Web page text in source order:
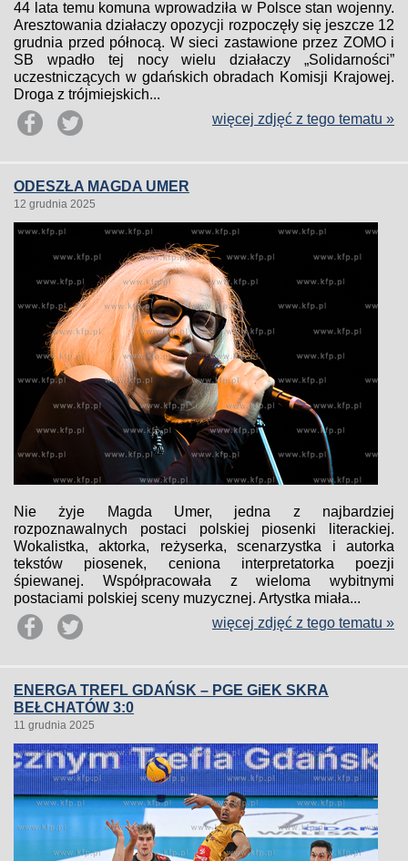
44 lata temu komuna wprowadziła w Polsce stan wojenny.
Aresztowania działaczy opozycji rozpoczęły się jeszcze 12
grudnia przed północą. W sieci zastawione przez ZOMO i
SB wpadło tej nocy wielu działaczy „Solidarności”
uczestniczących w gdańskich obradach Komisji Krajowej.
Droga z trójmiejskich...
więcej zdjęć z tego tematu »
ODESZŁA MAGDA UMER
12 grudnia 2025
Nie żyje Magda Umer, jedna z najbardziej
rozpoznawalnych postaci polskiej piosenki literackiej.
Wokalistka, aktorka, reżyserka, scenarzystka i autorka
tekstów piosenek, ceniona interpretatorka poezji
śpiewanej. Współpracowała z wieloma wybitnymi
postaciami polskiej sceny muzycznej. Artystka miała...
więcej zdjęć z tego tematu »
ENERGA TREFL GDAŃSK – PGE GiEK SKRA
BEŁCHATÓW 3:0
11 grudnia 2025